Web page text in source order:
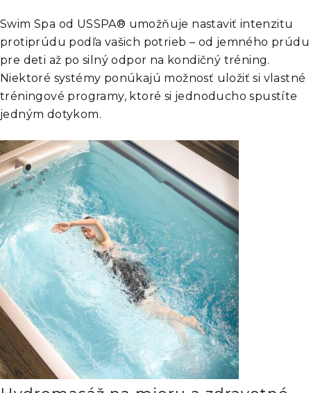
Swim Spa od USSPA® umožňuje nastaviť intenzitu
protiprúdu podľa vašich potrieb – od jemného prúdu
pre deti až po silný odpor na kondičný tréning.
Niektoré systémy ponúkajú možnosť uložiť si vlastné
tréningové programy, ktoré si jednoducho spustíte
jedným dotykom.